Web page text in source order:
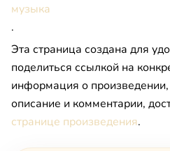
музыка
.
Эта страница создана для
поделиться ссылкой на
информация о
описание и комментарии,
странице произведения.